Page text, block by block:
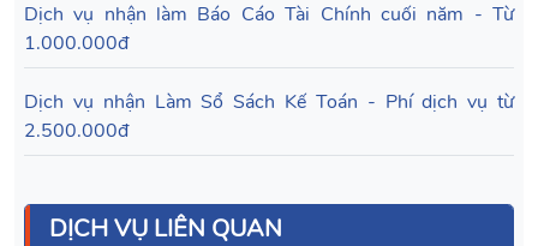
Dịch vụ nhận làm Báo Cáo Tài Chính cuối năm - Từ
1.000.000đ
Dịch vụ nhận Làm Sổ Sách Kế Toán - Phí dịch vụ từ
2.500.000đ
DỊCH VỤ LIÊN QUAN